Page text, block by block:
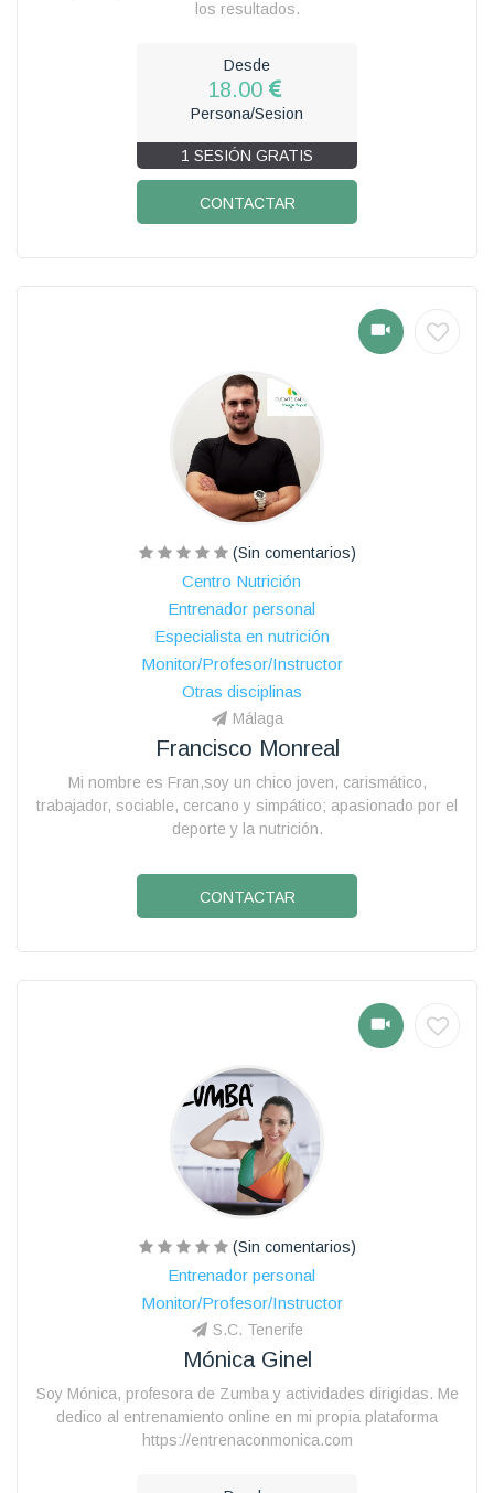
los resultados.
Desde
18.00
Persona/Sesion
1 SESIÓN GRATIS
CONTACTAR
(Sin comentarios)
Centro Nutrición
Entrenador personal
Especialista en nutrición
Monitor/Profesor/Instructor
Otras disciplinas
Málaga
Francisco Monreal
Mi nombre es Fran,soy un chico joven, carismático,
trabajador, sociable, cercano y simpático; apasionado por el
deporte y la nutrición.
CONTACTAR
(Sin comentarios)
Entrenador personal
Monitor/Profesor/Instructor
S.C. Tenerife
Mónica Ginel
Soy Mónica, profesora de Zumba y actividades dirigidas. Me
dedico al entrenamiento online en mi propia plataforma
https://entrenaconmonica.com